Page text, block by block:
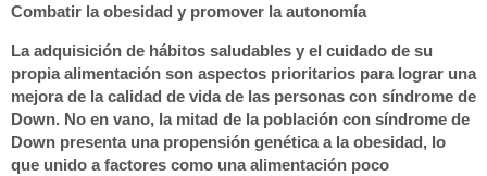
Combatir la obesidad y promover la autonomía
La adquisición de hábitos saludables y el cuidado de su
propia alimentación son aspectos prioritarios para lograr una
mejora de lacalidad de vidade las personas con síndrome de
Down. No en vano, la mitad de la población con síndrome de
Down presenta una propensión genética a laobesidad, lo
que unido a factores como una alimentación poco